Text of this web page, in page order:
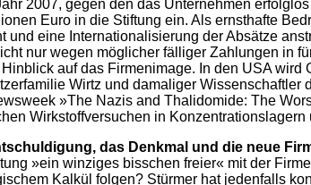
2007, gegen den das Unternehmen
Euro in die Stiftung ein. Als ernsthafte
und eine Internationalisierung der Absätze
nur wegen möglicher fälliger Zahlungen in
auf das Firmenimage. In den USA
Wirtz und damaliger Wissenschaftler
»The Nazis and Thalidomide: The
Wirkstoffversuchen in Konzentrationslagern
das Denkmal und die neue
»ein winziges bisschen freier« mit der
Kalkül folgen? Stürmer hat jedenfalls